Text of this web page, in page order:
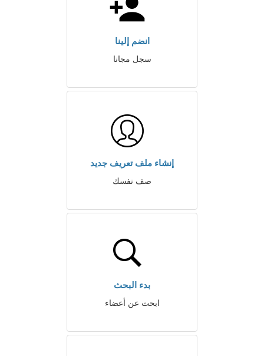
انضم إلينا
سجل مجانا
إنشاء ملف تعريف جديد
صف نفسك
بدء البحث
ابحث عن أعضاء